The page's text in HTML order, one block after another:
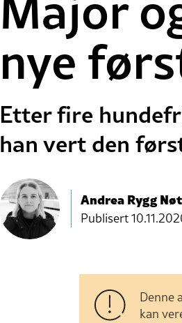
nye
Etter fire
han vert den
Andrea Rygg
Publisert
Denne
kan